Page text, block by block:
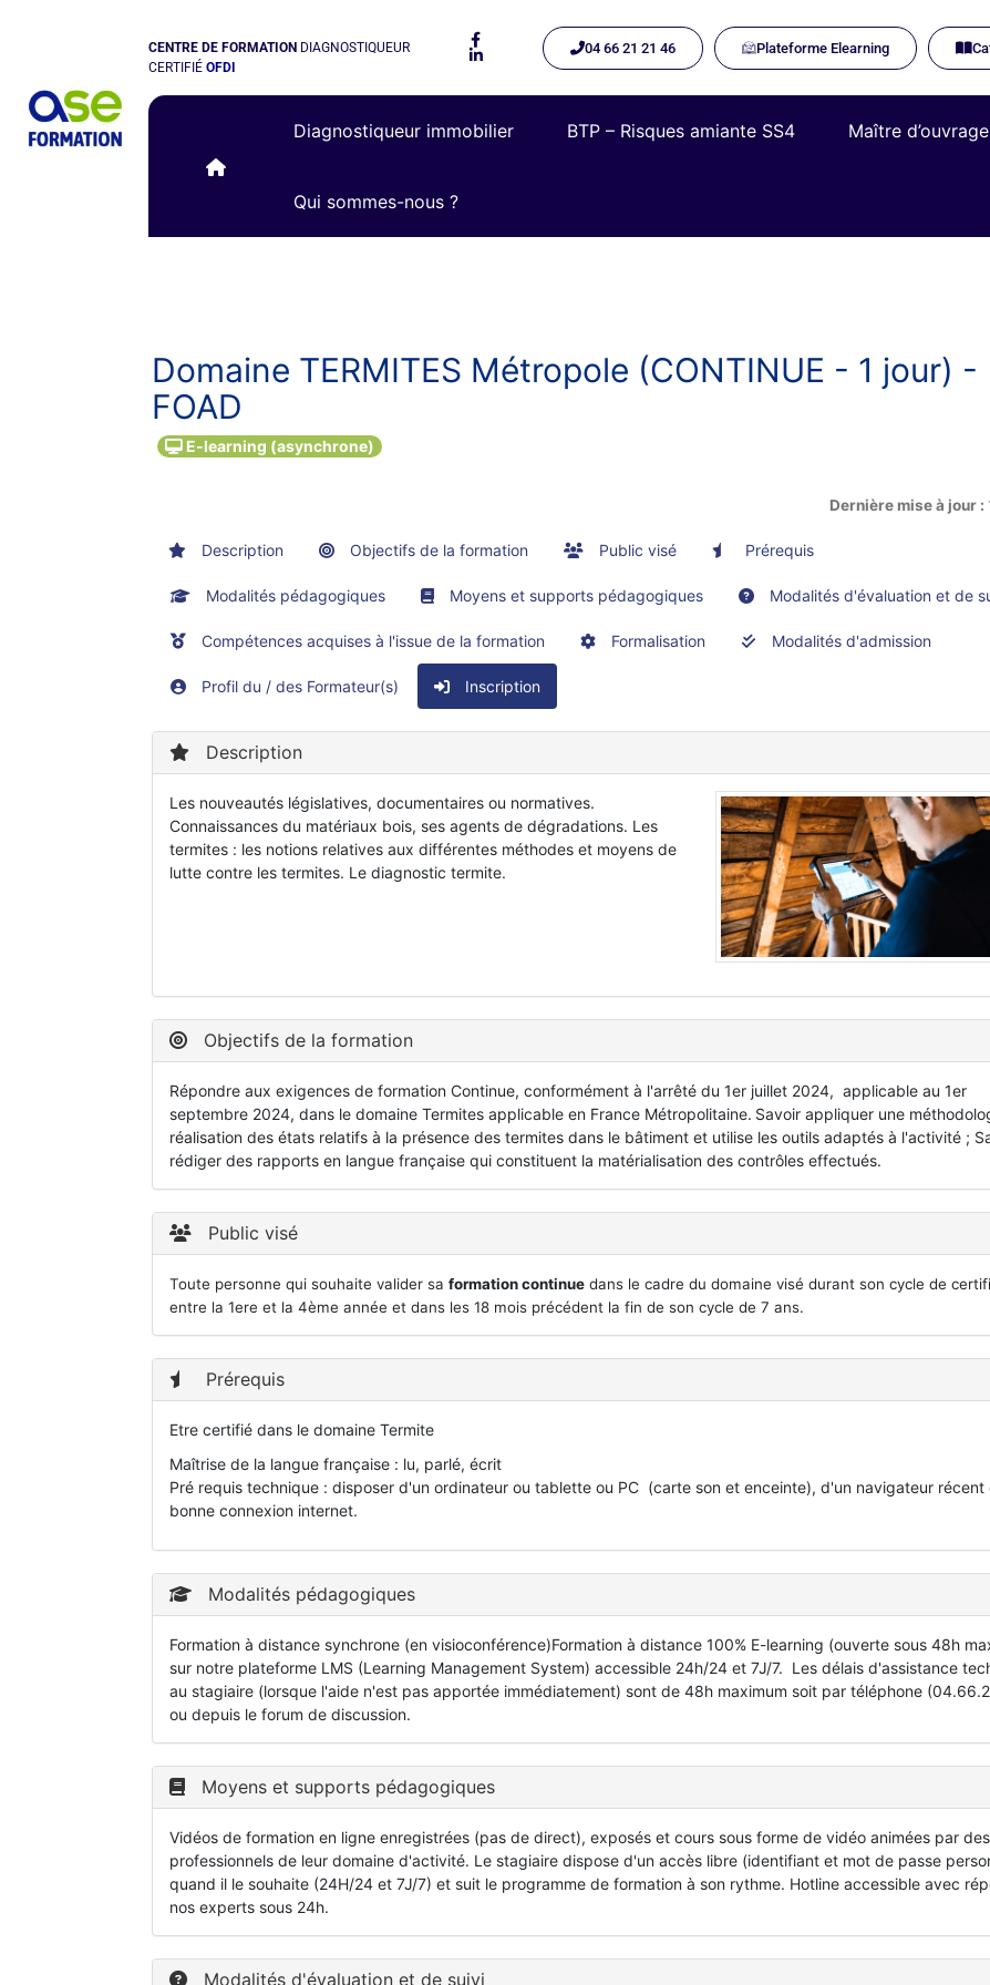
CENTRE DE FORMATION DIAGNOSTIQUEUR
CERTIFIÉOFDI
04 66 21 21 46 Plateforme Elearning​
Diagnostiqueur immobilier BTP – Risques amiante SS4 Maître
Qui sommes-nous ?
Domaine TERMITES Métropole (CONTINUE - 1 jour) -
FOAD
E-learning (asynchrone)
Dernière mise à jour :
Description Objectifs de la formation Public visé Prérequis
Modalités pédagogiques Moyens et supports pédagogiques Modalités d'évaluation et de
Compétences acquises à l'issue de la formation Formalisation Modalités d'admission
Profil du / des Formateur(s) Inscription
Description
Les nouveautés législatives, documentaires ou normatives.
Connaissances du matériaux bois, ses agents de dégradations. Les
termites : les notions relatives aux différentes méthodes et moyens de
lutte contre les termites. Le diagnostic termite.
Objectifs de la formation
Répondre aux exigences de formation Continue, conformément à l'arrêté du 1er juillet 2024, applicable au 1er
septembre 2024, dans le domaine Termites applicable en France Métropolitaine. Savoir appliquer une
réalisation des états relatifs à la présence des termites dans le bâtiment et utilise les outils adaptés à l'activité ;
rédiger des rapports en langue française qui constituent la matérialisation des contrôles effectués.
Public visé
Toute personne qui souhaite valider sa formation continue dans le cadre du domaine visé durant son cycle de
entre la 1ere et la 4ème année et dans les 18 mois précédent la fin de son cycle de 7 ans.
Prérequis
Etre certifié dans le domaine Termite
Maîtrise de la langue française : lu, parlé, écrit
Pré requis technique : disposer d'un ordinateur ou tablette ou PC (carte son et enceinte), d'un navigateur récent
bonne connexion internet.
Modalités pédagogiques
Formation à distance synchrone (en visioconférence)Formation à distance 100% E-learning (ouverte sous 48h
sur notre plateforme LMS (Learning Management System) accessible 24h/24 et 7J/7. Les délais d'assistance
au stagiaire (lorsque l'aide n'est pas apportée immédiatement) sont de 48h maximum soit par téléphone
ou depuis le forum de discussion.
Moyens et supports pédagogiques
Vidéos de formation en ligne enregistrées (pas de direct), exposés et cours sous forme de vidéo animées par des
professionnels de leur domaine d'activité. Le stagiaire dispose d'un accès libre (identifiant et mot de passe
quand il le souhaite (24H/24 et 7J/7) et suit le programme de formation à son rythme. Hotline accessible avec
nos experts sous 24h.
Modalités d'évaluation et de suivi